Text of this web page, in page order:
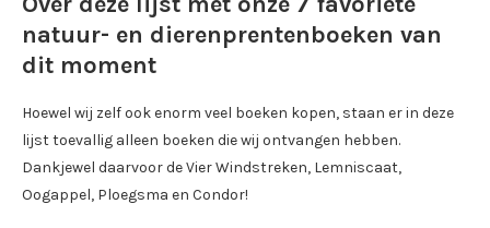
natuur- en dierenprentenboeken van
dit moment
Hoewel wij zelf ook enorm veel boeken kopen, staan er in deze
lijst toevallig alleen boeken die wij ontvangen hebben.
Dankjewel daarvoor de Vier Windstreken, Lemniscaat,
Oogappel, Ploegsma en Condor!